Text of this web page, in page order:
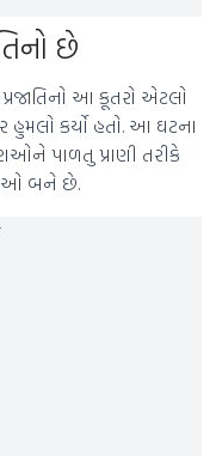
છે
આ કૂતરો એટલો
કર્યો હતો. આ ઘટના
પાળતુ પ્રાણી તરીકે
બને છે.